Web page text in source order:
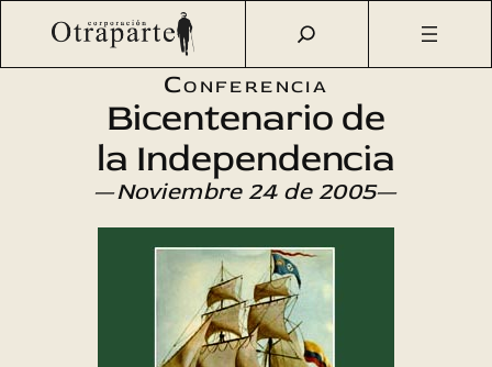
Saltar
Otraparte.org/ Agenda Cultural Literatura
Bicentenario
de la Independencia
Conferencia
Bicentenario de
la Independencia
—Noviembre 24 de 2005—